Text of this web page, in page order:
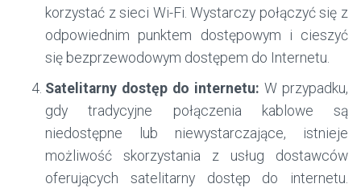
korzystać z sieci Wi-Fi. Wystarczy połączyć się z
odpowiednim punktem dostępowym i cieszyć
się bezprzewodowym dostępem do Internetu.
Satelitarny dostęp do internetu: W przypadku,
gdy tradycyjne połączenia kablowe są
niedostępne lub niewystarczające, istnieje
możliwość skorzystania z usług dostawców
oferujących satelitarny dostęp do internetu.